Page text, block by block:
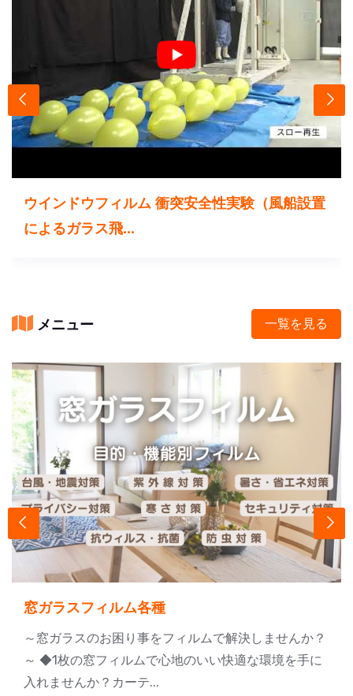
ウインドウフィルム 衝突安全性実験（風船設置
によるガラス飛...
メニュー 一覧を見る
窓ガラスフィルム各種
～窓ガラスのお困り事をフィルムで解決しませんか？
～ ◆1枚の窓フィルムで心地のいい快適な環境を手に
入れませんか？カーテ...